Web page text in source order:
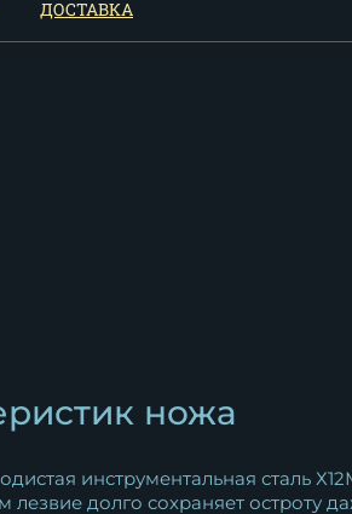
рукоять акрил...
ДОСТАВКА
ножа
инструментальная сталь
лезвие долго сохраняет